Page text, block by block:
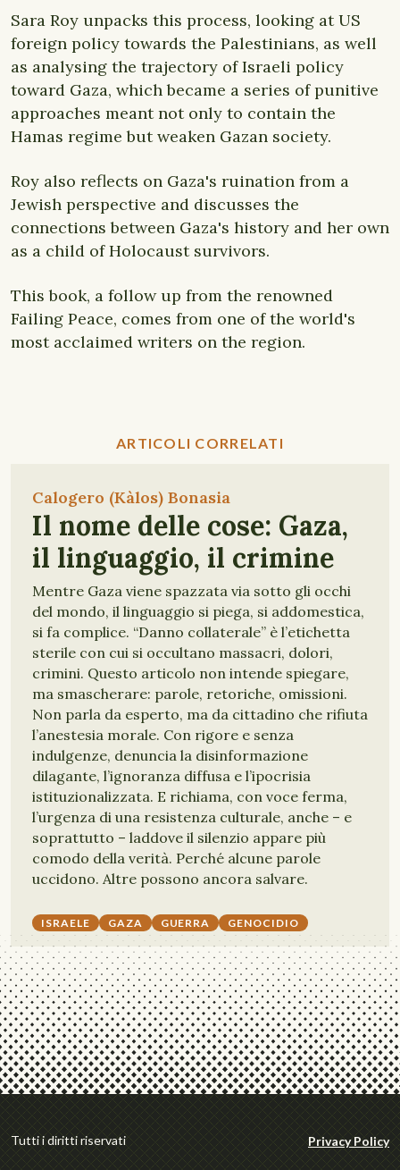
Sara Roy unpacks this process, looking at US
foreign policy towards the Palestinians, as well
as analysing the trajectory of Israeli policy
toward Gaza, which became a series of punitive
approaches meant not only to contain the
Hamas regime but weaken Gazan society.
Roy also reflects on Gaza's ruination from a
Jewish perspective and discusses the
connections between Gaza's history and her own
as a child of Holocaust survivors.
This book, a follow up from the renowned
Failing Peace, comes from one of the world's
most acclaimed writers on the region.
ARTICOLI CORRELATI
Calogero (Kàlos) Bonasia
Il nome delle cose: Gaza,
il linguaggio, il crimine
Mentre Gaza viene spazzata via sotto gli occhi
del mondo, il linguaggio si piega, si addomestica,
si fa complice. “Danno collaterale” è l’etichetta
sterile con cui si occultano massacri, dolori,
crimini. Questo articolo non intende spiegare,
ma smascherare: parole, retoriche, omissioni.
Non parla da esperto, ma da cittadino che rifiuta
l’anestesia morale. Con rigore e senza
indulgenze, denuncia la disinformazione
dilagante, l’ignoranza diffusa e l’ipocrisia
istituzionalizzata. E richiama, con voce ferma,
l’urgenza di una resistenza culturale, anche – e
soprattutto – laddove il silenzio appare più
comodo della verità. Perché alcune parole
uccidono. Altre possono ancora salvare.
ISRAELE GAZA GUERRA GENOCIDIO
Tutti i diritti riservati Privacy Policy